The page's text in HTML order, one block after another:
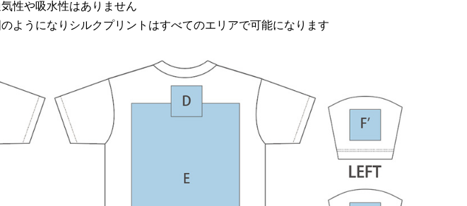
性や吸水性はありません
ようになりシルクプリントはすべてのエリアで可能になります